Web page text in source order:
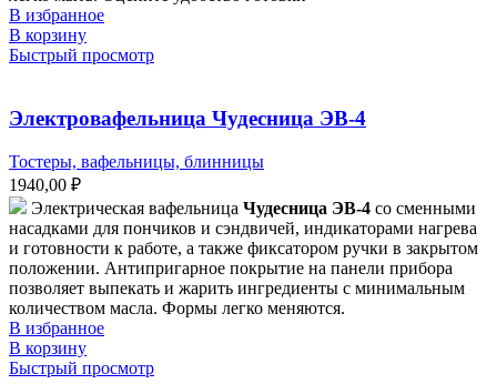
В избранное
В корзину
Быстрый просмотр
Электровафельница Чудесница ЭВ-4
Тостеры, вафельницы, блинницы
1940,00 ₽
Электрическая вафельница Чудесница ЭВ-4 со сменными
насадками для пончиков и сэндвичей, индикаторами нагрева
и готовности к работе, а также фиксатором ручки в закрытом
положении. Антипригарное покрытие на панели прибора
позволяет выпекать и жарить ингредиенты с минимальным
количеством масла. Формы легко меняются.
В избранное
В корзину
Быстрый просмотр